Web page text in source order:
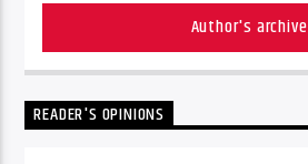
Author's archive
READER'S OPINIONS